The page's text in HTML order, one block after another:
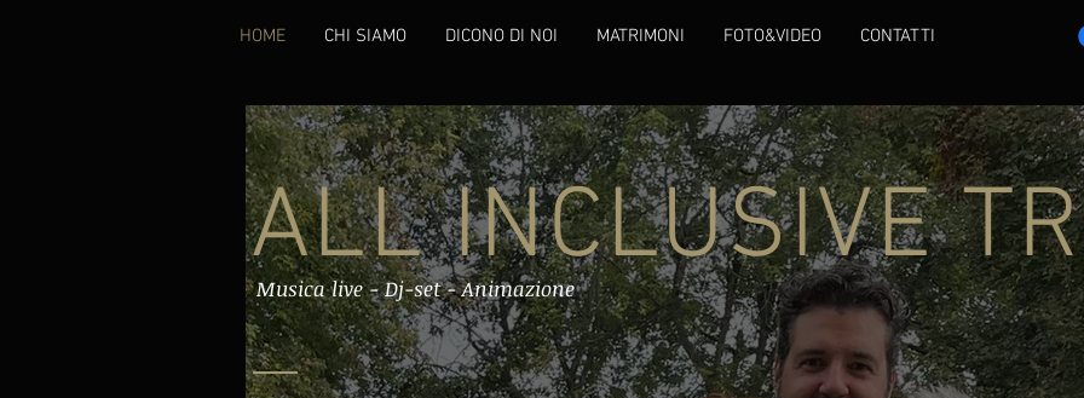
HOME CHI SIAMO DICONO DI NOI MATRIMONI FOTO&VIDEO CONTATTI
ALL INCLUSIVE
Musica live - Dj-set - Animazione